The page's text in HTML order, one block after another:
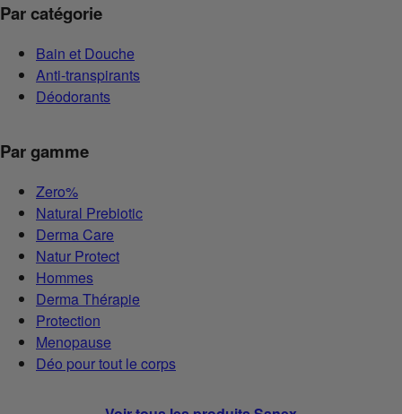
Par catégorie
Bain et Douche
Anti-transpirants
Déodorants
Par gamme
Zero%
Natural Prebiotic
Derma Care
Natur Protect
Hommes
Derma Thérapie
Protection
Menopause
Déo pour tout le corps